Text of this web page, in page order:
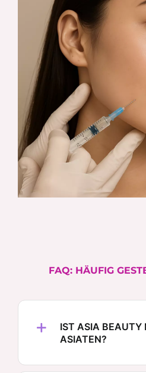
FAQ: HÄUFIG
IST ASIA BEAUTY
ASIATEN?